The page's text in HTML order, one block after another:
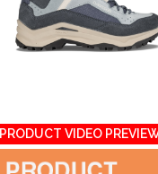
PRODUCT VIDEO